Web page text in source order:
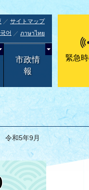
サイトマップ
어 ภาษาไทย
市政情
報
緊急
令和5年9月